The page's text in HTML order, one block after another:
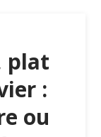
plat
:
ou